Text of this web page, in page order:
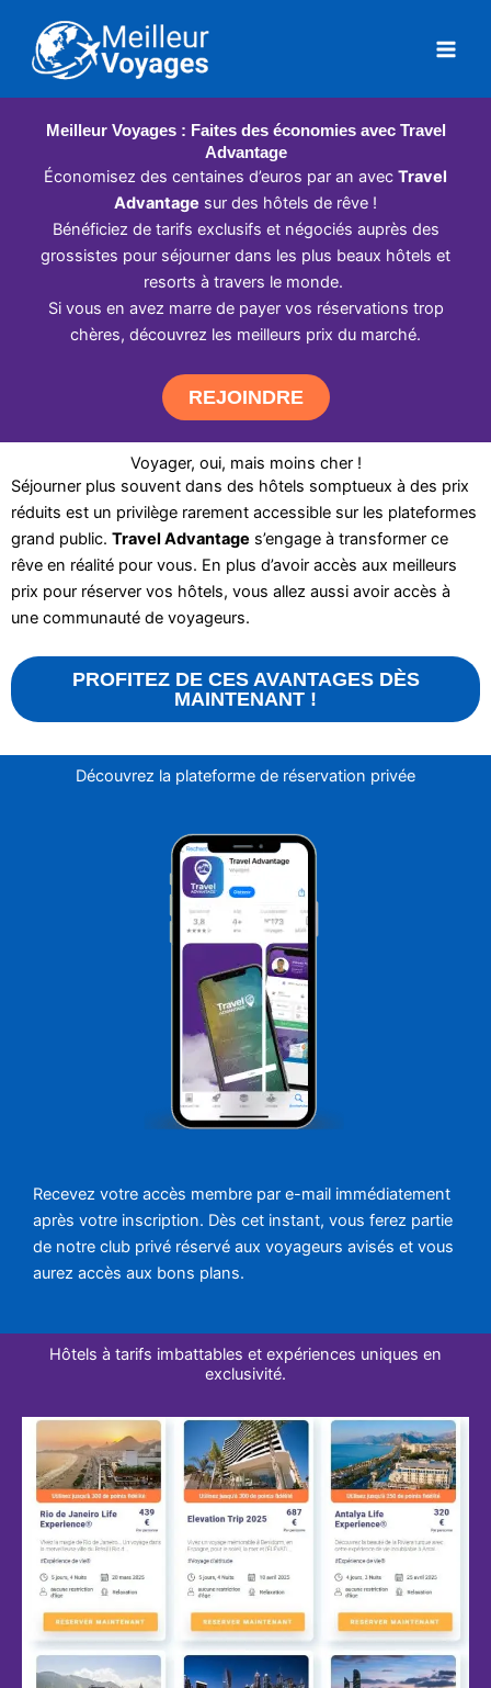
contenu
Meilleur Voyages : Faites des économies avec Travel
Advantage
Économisez des centaines d’euros par an avec Travel
Advantage sur des hôtels de rêve !
Bénéficiez de tarifs exclusifs et négociés auprès des
grossistes pour séjourner dans les plus beaux hôtels et
resorts à travers le monde.
Si vous en avez marre de payer vos réservations trop
chères, découvrez les meilleurs prix du marché.
REJOINDRE
Voyager, oui, mais moins cher !
Séjourner plus souvent dans des hôtels somptueux à des prix
réduits est un privilège rarement accessible sur les plateformes
grand public. Travel Advantage s’engage à transformer ce
rêve en réalité pour vous. En plus d’avoir accès aux meilleurs
prix pour réserver vos hôtels, vous allez aussi avoir accès à
une communauté de voyageurs.
PROFITEZ DE CES AVANTAGES DÈS
MAINTENANT !
Découvrez la plateforme de réservation privée
Recevez votre accès membre par e-mail immédiatement
après votre inscription. Dès cet instant, vous ferez partie
de notre club privé réservé aux voyageurs avisés et vous
aurez accès aux bons plans.
Hôtels à tarifs imbattables et expériences uniques en
exclusivité.